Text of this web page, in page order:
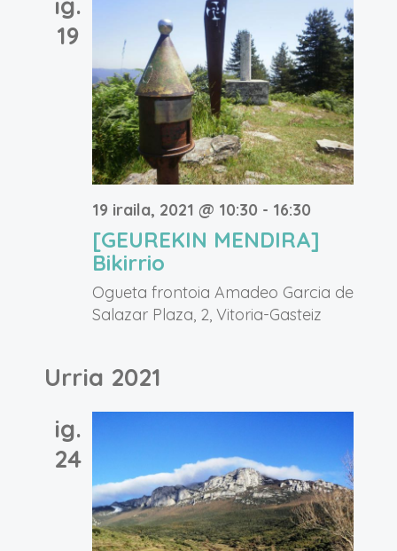
19
19 iraila, 2021 @ 10:30 - 16:30
[GEUREKIN MENDIRA]
Bikirrio
Ogueta frontoia Amadeo Garcia de
Salazar Plaza, 2, Vitoria-Gasteiz
Urria 2021
ig.
24